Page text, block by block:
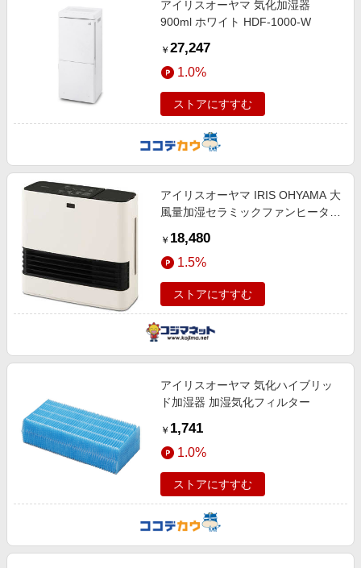
アイリスオーヤマ 気化加湿器
900ml ホワイト HDF-1000-W
￥ 27,247
1.0%
ストアにすすむ
アイリスオーヤマ IRIS OHYAMA 大
風量加湿セラミックファンヒーター
KCHHM121-W
￥ 18,480
1.5%
ストアにすすむ
アイリスオーヤマ 気化ハイブリッ
ド加湿器 加湿気化フィルター
￥ 1,741
1.0%
ストアにすすむ